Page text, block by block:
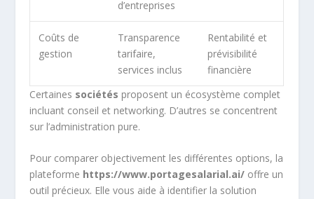
d’entreprises
Coûts de
gestion
Transparence
tarifaire,
services inclus
Rentabilité et
prévisibilité
financière
Certaines sociétés proposent un écosystème complet
incluant conseil et networking. D’autres se concentrent
sur l’administration pure.
Pour comparer objectivement les différentes options, la
plateforme https://www.portagesalarial.ai/ offre un
outil précieux. Elle vous aide à identifier la solution